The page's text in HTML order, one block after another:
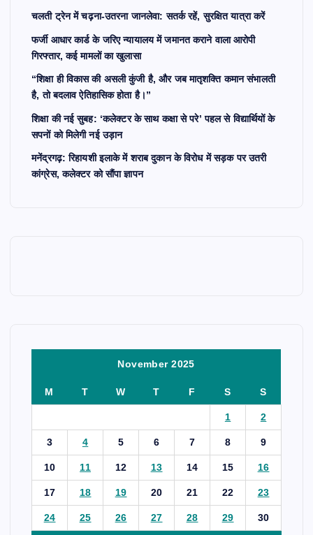
चलती ट्रेन में चढ़ना-उतरना जानलेवा: सतर्क रहें, सुरक्षित यात्रा करें
फर्जी आधार कार्ड के जरिए न्यायालय में जमानत कराने वाला आरोपी
गिरफ्तार, कई मामलों का खुलासा
“शिक्षा ही विकास की असली कुंजी है, और जब मातृशक्ति कमान संभालती
है, तो बदलाव ऐतिहासिक होता है।”
शिक्षा की नई सुबह: ‘कलेक्टर के साथ कक्षा से परे’ पहल से विद्यार्थियों के
सपनों को मिलेगी नई उड़ान
मनेंद्रगढ़: रिहायशी इलाके में शराब दुकान के विरोध में सड़क पर उतरी
कांग्रेस, कलेक्टर को सौंपा ज्ञापन
November 2025
M T W T F S S
1 2
3 4 5 6 7 8 9
10 11 12 13 14 15 16
17 18 19 20 21 22 23
24 25 26 27 28 29 30